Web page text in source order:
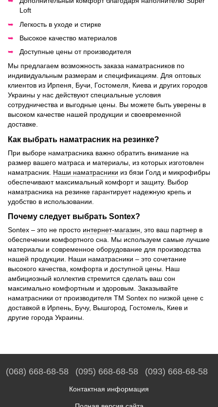
Loft
Легкость в уходе и стирке
Высокое качество материалов
Доступные цены от производителя
Мы предлагаем возможность заказа наматрасников по
индивидуальным размерам и спецификациям. Для оптовых
клиентов из Ирпеня, Бучи, Гостомеля, Киева и других городов
Украины у нас действуют специальные условия
сотрудничества и выгодные цены. Вы можете быть уверены в
высоком качестве нашей продукции и своевременной
доставке.
Как выбрать наматрасник на резинке?
При выборе наматрасника важно обратить внимание на
размер вашего матраса и материалы, из которых изготовлен
наматрасник. Наши наматрасники из бязи Голд и микрофибры
обеспечивают максимальный комфорт и защиту. Выбор
наматрасника на резинке гарантирует надежную крепь и
удобство в использовании.
Почему следует выбрать Sontex?
Sontex – это не просто интернет-магазин, это ваш партнер в
обеспечении комфортного сна. Мы используем самые лучшие
материалы и современное оборудование для производства
нашей продукции. Наши наматрасники – это сочетание
высокого качества, комфорта и доступной цены. Наш
амбициозный коллектив стремится сделать ваш сон
максимально комфортным и здоровым. Заказывайте
наматрасники от производителя ТМ Sontex по низкой цене с
доставкой в ​​Ирпень, Бучу, Вышгород, Гостомель, Киев и
другие города Украины.
(068) 668-68-58 (095) 668-68-58 (093) 668-68-58
Контактная информация